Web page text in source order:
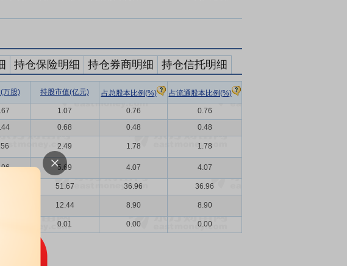
持仓保险明细 持仓券商明细 持仓信托明细
万股) 持股市值(亿元) 占总股本比例(%) 占流通股本比例(%)
1.07 0.76
0.76
0.68 0.48 0.48
2.49 1.78 1.78
5.69 4.07 4.07
51.67 36.96 36.96
12.44 8.90 8.90
0.01 0.00 0.00